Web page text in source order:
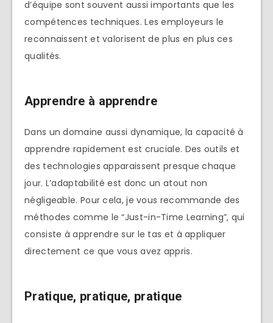
d’équipe sont souvent aussi importants que les
compétences techniques. Les employeurs le
reconnaissent et valorisent de plus en plus ces
qualités.
Apprendre à apprendre
Dans un domaine aussi dynamique, la capacité à
apprendre rapidement est cruciale. Des outils et
des technologies apparaissent presque chaque
jour. L’adaptabilité est donc un atout non
négligeable. Pour cela, je vous recommande des
méthodes comme le “Just-in-Time Learning”, qui
consiste à apprendre sur le tas et à appliquer
directement ce que vous avez appris.
Pratique, pratique, pratique